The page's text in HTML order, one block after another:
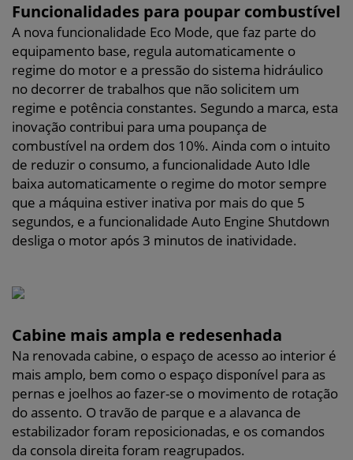
Funcionalidades para poupar combustível
A nova funcionalidade Eco Mode, que faz parte do
equipamento base, regula automaticamente o
regime do motor e a pressão do sistema hidráulico
no decorrer de trabalhos que não solicitem um
regime e potência constantes. Segundo a marca, esta
inovação contribui para uma poupança de
combustível na ordem dos 10%. Ainda com o intuito
de reduzir o consumo, a funcionalidade Auto Idle
baixa automaticamente o regime do motor sempre
que a máquina estiver inativa por mais do que 5
segundos, e a funcionalidade Auto Engine Shutdown
desliga o motor após 3 minutos de inatividade.
Cabine mais ampla e redesenhada
Na renovada cabine, o espaço de acesso ao interior é
mais amplo, bem como o espaço disponível para as
pernas e joelhos ao fazer-se o movimento de rotação
do assento. O travão de parque e a alavanca de
estabilizador foram reposicionadas, e os comandos
da consola direita foram reagrupados.